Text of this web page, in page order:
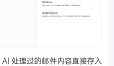
处理过的邮件内容直接存入